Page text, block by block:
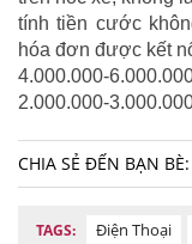
tính tiền cước
hóa đơn được kết
4.000.000-
2.000.000-
CHIA SẺ ĐẾN BẠN BÈ:
TAGS: Điện Thoại